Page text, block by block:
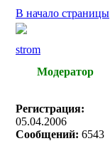
В начало страницы
strom
Модератор
Регистрация:
05.04.2006
Сообщений: 6543